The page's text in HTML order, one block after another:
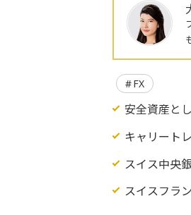
FX
安全資産と
キャリート
スイス中央
スイスフラ